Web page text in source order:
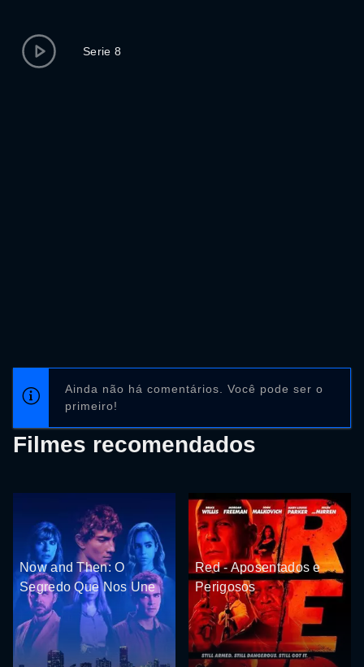
Serie 8
Ainda não há comentários. Você pode ser o
primeiro!
Filmes recomendados
Now and Then: O
Segredo Que Nos Une
Red - Aposentados e
Perigosos